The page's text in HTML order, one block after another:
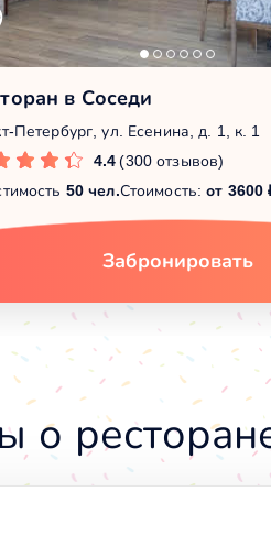
в Соседи
Петербург, ул. Есенина, д. 1, к. 1
4.4 (300 отзывов)
50 чел.Стоимость:от 3600
Забронировать
о